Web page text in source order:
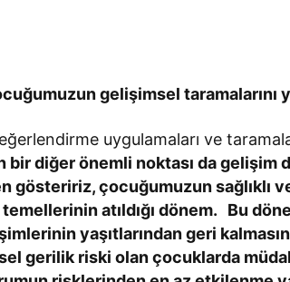
gelişimsel taramalarını
uygulamaları ve
bir diğer önemli noktası da gelişim
gösteririz, çocuğumuzun sağlıklı
atıldığı dönem. Bu
yaşıtlarından geri
gerilik riski olan çocuklarda